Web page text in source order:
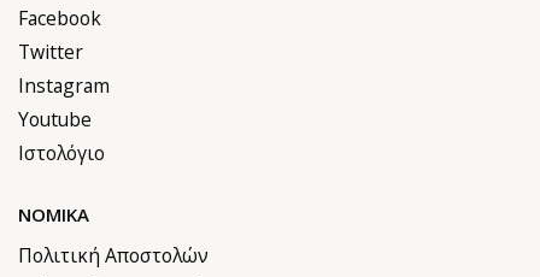
Facebook
Twitter
Instagram
Youtube
Ιστολόγιο
ΝΟΜΙΚΆ
Πολιτική Αποστολών